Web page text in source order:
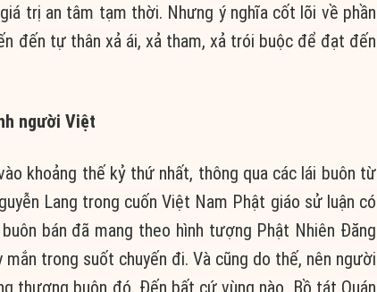
trị an tâm tạm thời. Nhưng ý nghĩa cốt lõi về phần
đến tự thân xả ái, xả tham, xả trói buộc để đạt đến
người Việt
khoảng thế kỷ thứ nhất, thông qua các lái buôn từ
Lang trong cuốn Việt Nam Phật giáo sử luận có
bán đã mang theo hình tượng Phật Nhiên Đăng
trong suốt chuyến đi. Và cũng do thế, nên người
thương buôn đó. Đến bất cứ vùng nào, Bồ tát Quán